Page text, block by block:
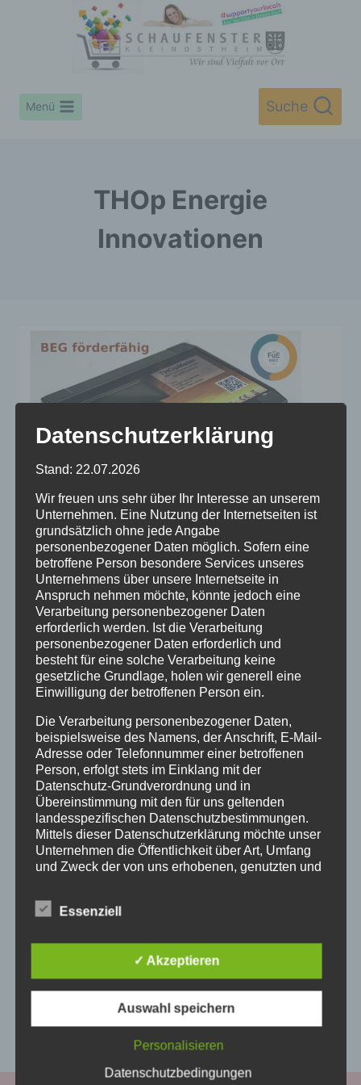
Menü Suche
THOp Energie
Innovationen
THOP ENERGIE INNOVATIONEN
Neues innovatises
Mitglied: THOp Energie
Innovationen
Mit innovativen Ideen für mehr
Energieeffizienz steht THOp Energie
Innovationen für moderne Lösungen rund
um Heizungsoptimierung und nachhaltiges
Energiemanagement. Das Unternehmen
mit Sitz in Kleinostheim entwickelt
intelligente Systeme, die helfen, den
einfach zu bewerten und Einsparpotenziale
Entwicklung ist das „THOpMeter – das
Fieberthermometer für…
WEITERLESEN ...NEUES
INNOVATISES
MITGLIED:
ENERGIE
Datenschutzerklärung
Stand: 22.07.2026
Wir freuen uns sehr über Ihr Interesse an unserem
Unternehmen. Eine Nutzung der Internetseiten ist
grundsätzlich ohne jede Angabe
personenbezogener Daten möglich. Sofern eine
betroffene Person besondere Services unseres
Unternehmens über unsere Internetseite in
Anspruch nehmen möchte, könnte jedoch eine
Verarbeitung personenbezogener Daten
erforderlich werden. Ist die Verarbeitung
personenbezogener Daten erforderlich und
besteht für eine solche Verarbeitung keine
gesetzliche Grundlage, holen wir generell eine
Einwilligung der betroffenen Person ein.
Die Verarbeitung personenbezogener Daten,
beispielsweise des Namens, der Anschrift, E-Mail-
Adresse oder Telefonnummer einer betroffenen
Person, erfolgt stets im Einklang mit der
Datenschutz-Grundverordnung und in
Übereinstimmung mit den für uns geltenden
landesspezifischen Datenschutzbestimmungen.
Mittels dieser Datenschutzerklärung möchte unser
Unternehmen die Öffentlichkeit über Art, Umfang
und Zweck der von uns erhobenen, genutzten und
informieren. Ferner werden betroffene Personen
mittels dieser Datenschutzerklärung über die ihnen
Wir haben als für die Verarbeitung Verantwortlicher
zahlreiche technische und organisatorische
Maßnahmen umgesetzt, um einen möglichst
lückenlosen Schutz der über diese Internetseite
verarbeiteten personenbezogenen Daten
sicherzustellen. Dennoch können Internetbasierte
Sicherheitslücken aufweisen, sodass ein absoluter
Essenziell
✓ Akzeptieren
Auswahl speichern
Personalisieren
Datenschutzbedingungen